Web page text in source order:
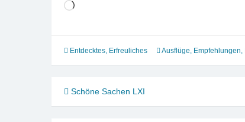
Wird
Entdecktes, Erfreuliches Ausflüge, Empfehlungen,
Beitragsnavigation
Schöne Sachen LXI